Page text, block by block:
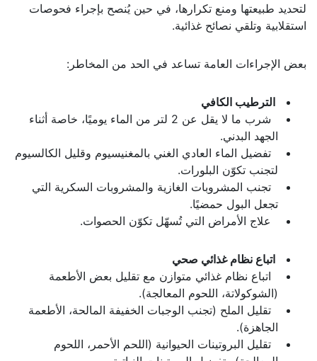
لتحديد طبيعتها ومنع تكرارها، في حين يُنصح بإجراء فحوصات
استقلابية وتلقي نصائح غذائية.
بعض الإجراءات العامة تساعد في الحد من المخاطر:
الترطيب الكافي
شرب ما لا يقل عن 2 لتر من الماء يوميًا، خاصة أثناء
الجهد البدني.
تفضيل الماء العادي الغني بالمغنيسيوم وقليل الكالسيوم
لتجنب تكوّن البلورات.
تجنب المشروبات الغازية والمشروبات السكرية التي
تجعل البول حمضيًا.
علاج الأمراض التي تُسهّل تكوّن الحصوات.
اتباع نظام غذائي صحي
اتباع نظام غذائي متوازن مع تقليل بعض الأطعمة
(الشوكولاتة، اللحوم المعالجة).
تقليل الملح (تجنب الوجبات الخفيفة المالحة، الأطعمة
الجاهزة).
تقليل البروتينات الحيوانية (اللحم الأحمر، اللحوم